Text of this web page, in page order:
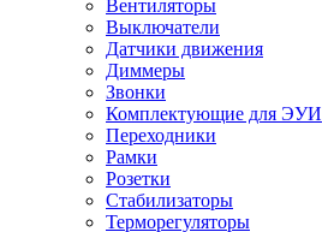
Вентиляторы
Выключатели
Датчики движения
Диммеры
Звонки
Комплектующие для ЭУИ
Переходники
Рамки
Розетки
Стабилизаторы
Терморегуляторы